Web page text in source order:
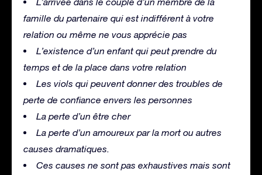
famille du partenaire qui est indifférent à votre
relation ou même ne vous apprécie pas
L’existence d’un enfant qui peut prendre du
temps et de la place dans votre relation
Les viols qui peuvent donner des troubles de
perte de confiance envers les personnes
La perte d’un être cher
La perte d’un amoureux par la mort ou autres
causes dramatiques.
Ces causes ne sont pas exhaustives mais sont